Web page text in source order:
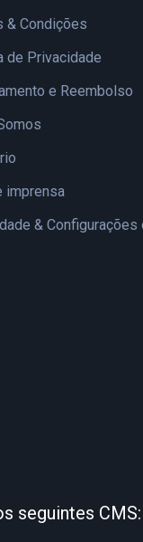
& Condições
de Privacidade
e Reembolso
imprensa
& Configurações
seguintes CMS: